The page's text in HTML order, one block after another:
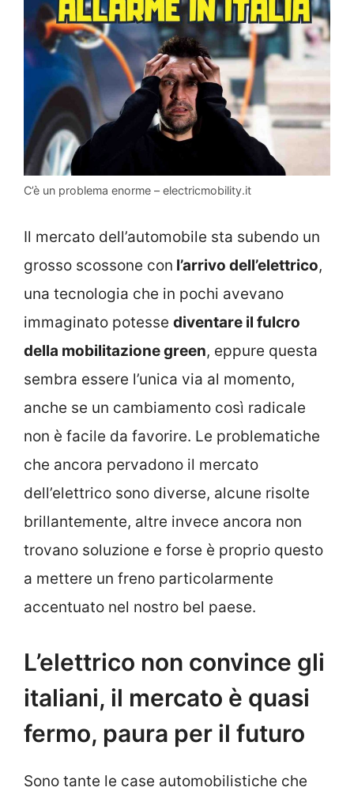
C’è un problema enorme – electricmobility.it
Il mercato dell’automobile sta subendo un
grosso scossone con l’arrivo dell’elettrico,
una tecnologia che in pochi avevano
immaginato potesse diventare il fulcro
della mobilitazione green, eppure questa
sembra essere l’unica via al momento,
anche se un cambiamento così radicale
non è facile da favorire. Le problematiche
che ancora pervadono il mercato
dell’elettrico sono diverse, alcune risolte
brillantemente, altre invece ancora non
trovano soluzione e forse è proprio questo
a mettere un freno particolarmente
accentuato nel nostro bel paese.
L’elettrico non convince gli
italiani, il mercato è quasi
fermo, paura per il futuro
Sono tante le case automobilistiche che